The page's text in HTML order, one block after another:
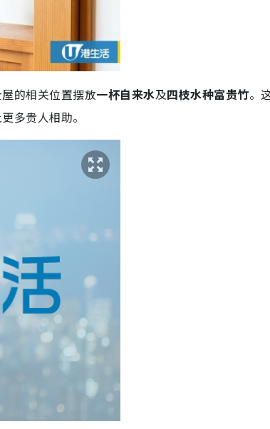
的相关位置摆放一杯自来水及四枝水种富贵竹。
多贵人相助。